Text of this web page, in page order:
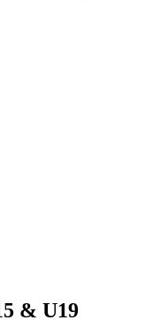
& U19